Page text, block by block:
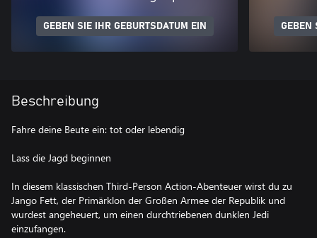
GEBEN SIE IHR GEBURTSDATUM EIN GEBEN
Beschreibung
Fahre deine Beute ein: tot oder lebendig
Lass die Jagd beginnen
In diesem klassischen Third-Person Action-Abenteuer wirst du zu
Jango Fett, der Primärklon der Großen Armee der Republik und
wurdest angeheuert, um einen durchtriebenen dunklen Jedi
einzufangen.